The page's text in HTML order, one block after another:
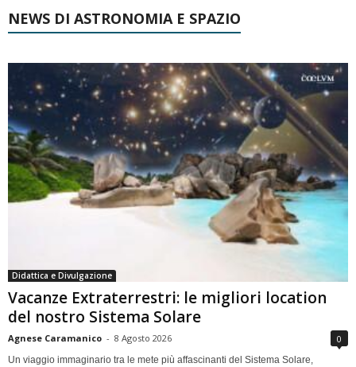
NEWS DI ASTRONOMIA E SPAZIO
Didattica e Divulgazione
Vacanze Extraterrestri: le migliori location
del nostro Sistema Solare
Agnese Caramanico - 8 Agosto 2026 0
Un viaggio immaginario tra le mete più affascinanti del Sistema Solare,